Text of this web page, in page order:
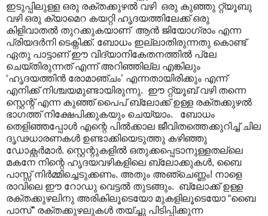
ഇടുപ്പിലുള്ള ഒരു രക്തക്കുഴൽ വഴി ഒരു കുഞ്ഞു റ്റ്യൂബു
വഴി ഒരു ക്യാമെറ കയറ്റി ഹൃദയത്തിലേക്ക് ഒരു
കിളിവാതൽ തുറക്കുകയാണ് ആൻ ജിയോഗ്രാം എന്ന
പ്രിയദർനി ടെക്നിക്ക്. ബോധം ഇല്ലാതിരുന്നതു കൊണ്ട്
ഏതു പാട്ടാണ് ഈ വിദ്യാനികേതനത്തിൽ പ്ലേ
ചെയ്തിരുന്നത് എന്ന് അറിഞ്ഞില്ല എങ്കിലും
‘ഹൃദയത്തിൻ രോമാഞ്ചം’ എന്നതായിരിക്കും എന്ന്
എനിക്ക് നിശ്ചയമുണ്ടായിരുന്നു. ഈ റ്റ്യൂബ് വഴി തന്നെ
സ്റ്റെന്റ് എന്ന കുഞ്ഞ് പൈപ് ബ്ലോക്ക് ഉള്ള രക്തക്കുഴൽ
ഭാഗത്ത് നിക്ഷേപിക്കുകയും ചെയ്യാം. ബോധം
തെളിഞ്ഞപ്പോൾ എന്റെ പിൽക്കാല ജീവിതത്തെക്കുറിച്ച് ചില
ദൃഢധാരണകൾ ഉണ്ടാക്കിയെടുത്തു കഴിഞ്ഞു
ഡോക്റ്റർമാർ. സ്റ്റെന്റുകളിൽ ഒതുക്കപ്പെടാനുള്ളതല്ലെ
മകനേ നിന്റെ ഹൃദയവഴികളിലെ ബ്ലോക്കുകൾ, ബൈ
പാസ്സ് നിർമ്മിച്ചെടുക്കണം. അതും അഞ്ചെണ്ണം! നാളെ
രാവിലെ ഈ റോഡു വെട്ടൽ തുടങ്ങും. ബ്ലോക്ക് ഉള്ള
രക്തക്കുഴലിനു അരികിലൂടെയോ മുകളിലൂടെയോ “ബൈ
പാസ്” രക്തക്കുഴലുകൾ തയ്ച്ചു പിടിപ്പിക്കുന്ന